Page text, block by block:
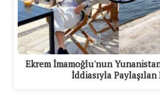
Ekrem İmamoğlu'nun
İddiasıyla